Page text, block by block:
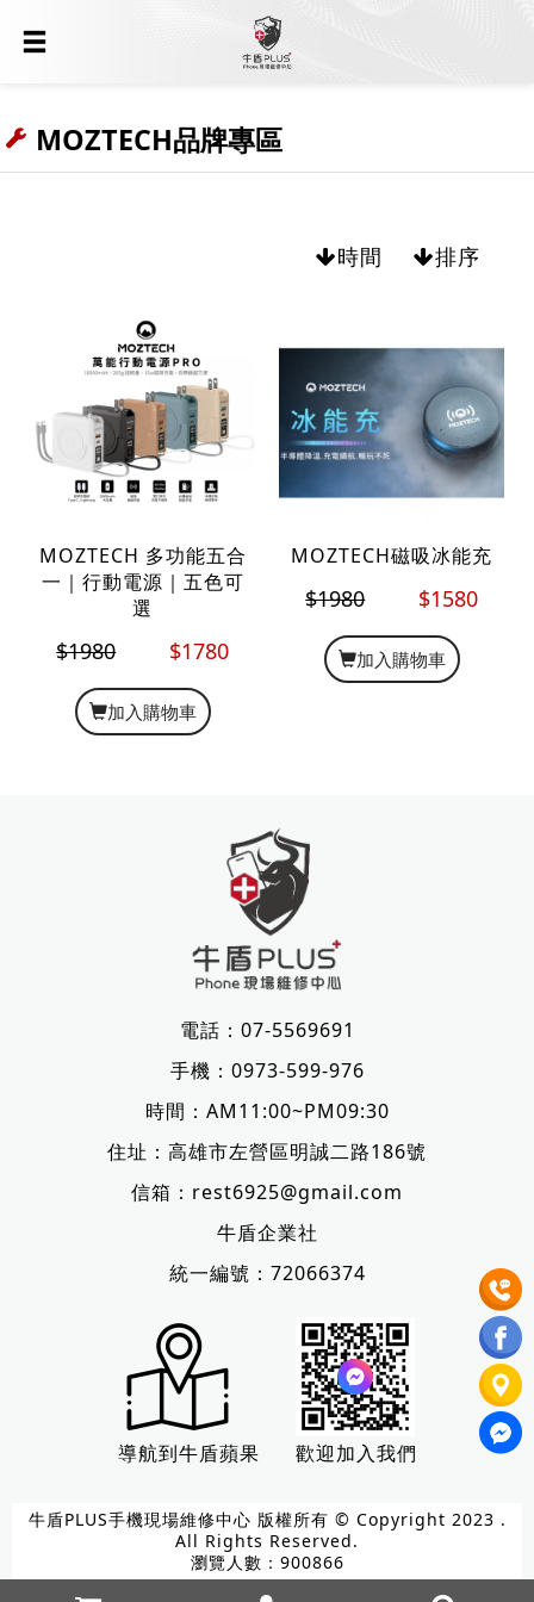
MOZTECH品牌專區
時間 排序
MOZTECH 多功能五合
一｜行動電源｜五色可
選
$1980 $1780
加入購物車
MOZTECH磁吸冰能充
$1980 $1580
加入購物車
電話： 07-5569691
手機： 0973-599-976
時間：AM11:00~PM09:30
住址： 高雄市左營區明誠二路186號
信箱： rest6925@gmail.com
牛盾企業社
統一編號：72066374
導航到牛盾蘋果 歡迎加入我們
牛盾PLUS手機現場維修中心 版權所有 © Copyright 2023 .
All Rights Reserved.
瀏覽人數：900866